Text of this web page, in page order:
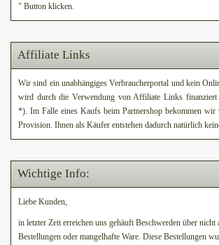
" Button klicken.
Affiliate Links
Wir sind ein unabhängiges Verbraucherportal und kein
wird durch die Verwendung von Affiliate Links finanziert
*). Im Falle eines Kaufs beim Partnershop bekommen wir
Provision. Ihnen als Käufer entstehen dadurch natürlich
Wichtige Info:
Liebe Kunden,
in letzter Zeit erreichen uns gehäuft Beschwerden über nicht
Bestellungen oder mangelhafte Ware. Diese Bestellungen